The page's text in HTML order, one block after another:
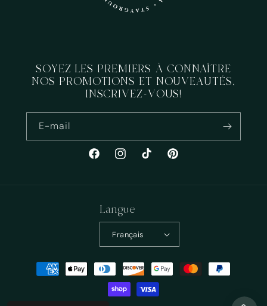
SOYEZ LES PREMIERS À CONNAÎTRE
NOS PROMOTIONS ET NOUVEAUTÉS,
INSCRIVEZ-VOUS!
E-mail
FacebookInstagramTikTok Pinterest
Langue
Français
Moyens